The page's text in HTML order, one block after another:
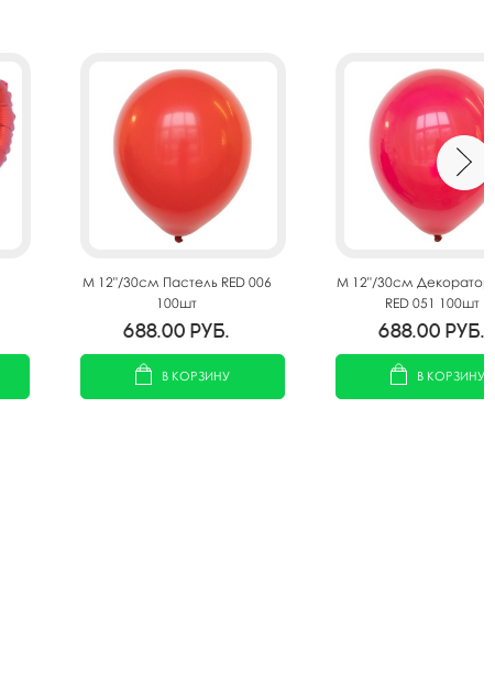
M 12"/30см Пастель RED 006
100шт
688.00 руб.
В КОРЗИНУ
M 12"/30см Декоратор
RED 051 100шт
688.00 руб.
В КОРЗИНУ